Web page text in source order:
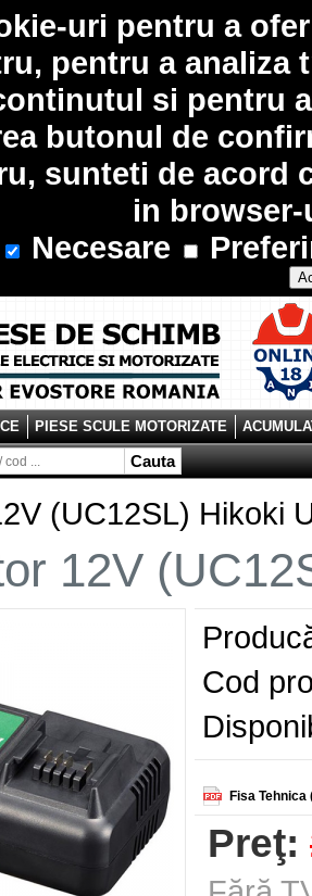
uri pentru a
pentru a analiza
si pentru
butonul de
sunteti de acord
in
Necesare
Cauta
PIESE SCULE MOTORIZATE
(UC12SL) Hikoki
12V
Cod
Fisa Tehnica
Preţ: